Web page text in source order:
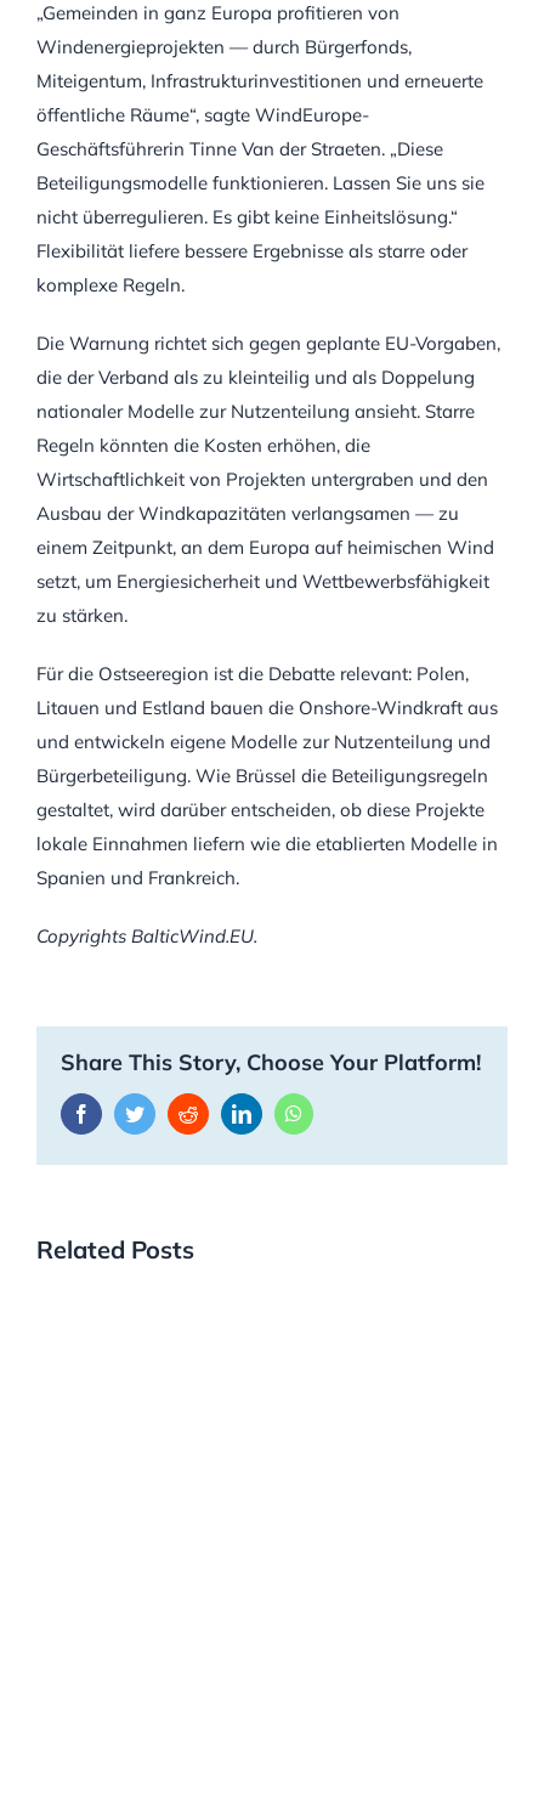
„Gemeinden in ganz Europa profitieren von
Windenergieprojekten — durch Bürgerfonds,
Miteigentum, Infrastrukturinvestitionen und erneuerte
öffentliche Räume“, sagte WindEurope-
Geschäftsführerin Tinne Van der Straeten. „Diese
Beteiligungsmodelle funktionieren. Lassen Sie uns sie
nicht überregulieren. Es gibt keine Einheitslösung.“
Flexibilität liefere bessere Ergebnisse als starre oder
komplexe Regeln.
Die Warnung richtet sich gegen geplante EU-Vorgaben,
die der Verband als zu kleinteilig und als Doppelung
nationaler Modelle zur Nutzenteilung ansieht. Starre
Regeln könnten die Kosten erhöhen, die
Wirtschaftlichkeit von Projekten untergraben und den
Ausbau der Windkapazitäten verlangsamen — zu
einem Zeitpunkt, an dem Europa auf heimischen Wind
setzt, um Energiesicherheit und Wettbewerbsfähigkeit
zu stärken.
Für die Ostseeregion ist die Debatte relevant: Polen,
Litauen und Estland bauen die Onshore-Windkraft aus
und entwickeln eigene Modelle zur Nutzenteilung und
Bürgerbeteiligung. Wie Brüssel die Beteiligungsregeln
gestaltet, wird darüber entscheiden, ob diese Projekte
lokale Einnahmen liefern wie die etablierten Modelle in
Spanien und Frankreich.
Copyrights BalticWind.EU.
Share This Story, Choose Your Platform!
FacebookTwitterRedditLinkedInWhatsApp
Related Posts